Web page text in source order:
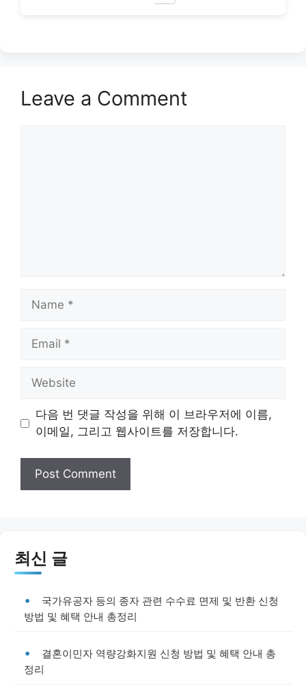
Leave a Comment
Name
Email
Website
다음 번 댓글 작성을 위해 이 브라우저에 이름,
이메일, 그리고 웹사이트를 저장합니다.
최신 글
국가유공자 등의 종자 관련 수수료 면제 및 반환 신청
방법 및 혜택 안내 총정리
결혼이민자 역량강화지원 신청 방법 및 혜택 안내 총
정리